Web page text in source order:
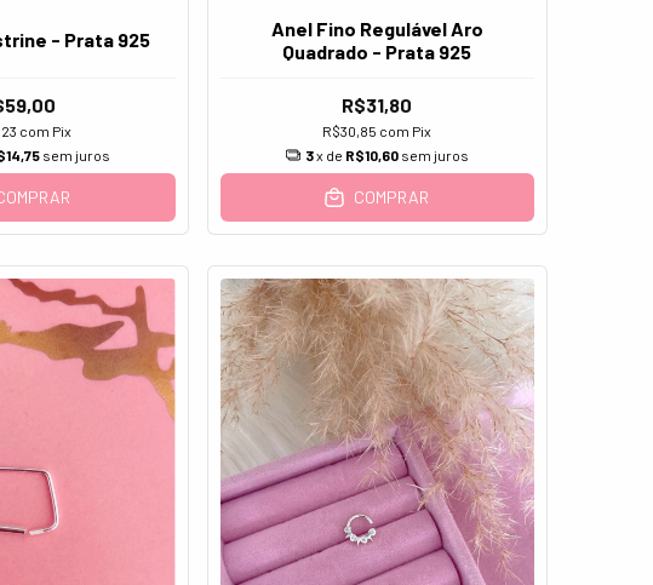
- Prata 925
com Pix
sem juros
Anel Fino Regulável Aro
Quadrado - Prata 925
R$31,80
R$30,85 com Pix
3x de R$10,60 sem juros
COMPRAR